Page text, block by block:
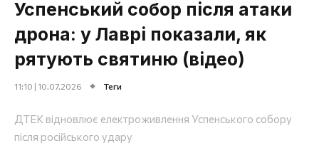
Успенський собор після атаки
дрона: у Лаврі показали, як
рятують святиню (відео)
11:10 | 10.07.2026 Теги
ДТЕК відновлює електроживлення Успенського собору
після російського удару